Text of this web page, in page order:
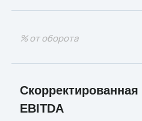
% от оборота
Скорректированная
EBITDA